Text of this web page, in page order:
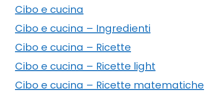
Cibo e cucina
Cibo e cucina – Ingredienti
Cibo e cucina – Ricette
Cibo e cucina – Ricette light
Cibo e cucina – Ricette matematiche